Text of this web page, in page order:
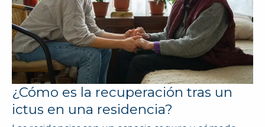
¿Cómo es la recuperación tras un
ictus en una residencia?